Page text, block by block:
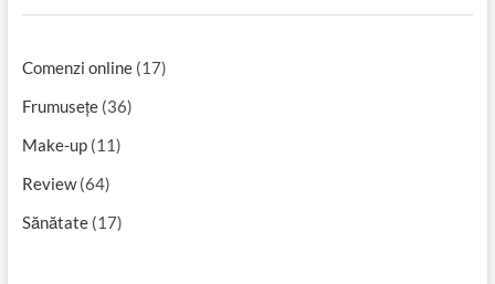
Comenzi online(17)
Frumusețe(36)
Make-up(11)
Review(64)
Sănătate(17)